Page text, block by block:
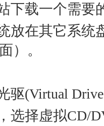
下载一个需要
放在其它系统
）。
驱(Virtual
选择虚拟CD/